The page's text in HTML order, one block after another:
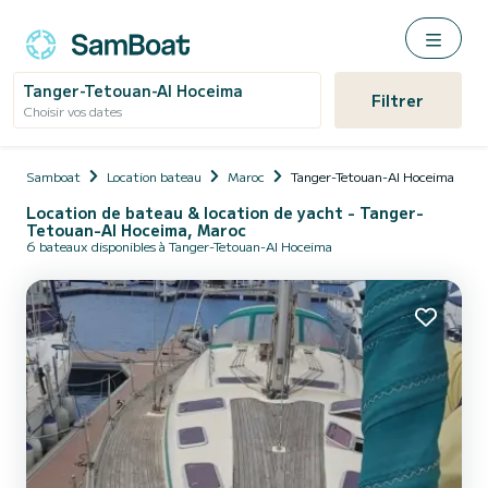
Tanger-Tetouan-Al Hoceima
Choisir vos dates Filtrer
Samboat Location bateau Maroc Tanger-Tetouan-Al Hoceima
Location de bateau & location de yacht - Tanger-
Tetouan-Al Hoceima, Maroc
6 bateaux disponibles à Tanger-Tetouan-Al Hoceima